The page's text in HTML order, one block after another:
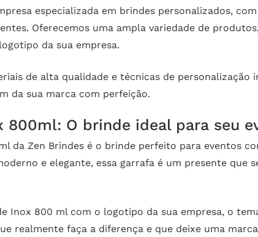
especializada em brindes personalizados,
Oferecemos uma ampla variedade de
da sua empresa.
de alta qualidade e técnicas de personalização
da sua marca com perfeição.
800ml: O brinde ideal para seu
da Zen Brindes é o brinde perfeito para eventos
e elegante, essa garrafa é um presente
Inox 800 ml com o logotipo da sua empresa, o
realmente faça a diferença e que deixe uma